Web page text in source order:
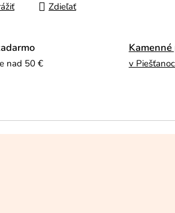
Zdieľať
nad 50 € v